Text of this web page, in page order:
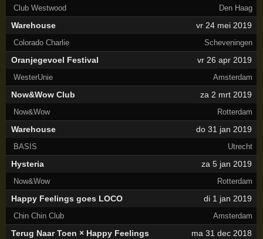
Club Westwood Den Haag
Warehouse vr 24 mei 2019
Colorado Charlie Scheveningen
Oranjegevoel Festival vr 26 apr 2019
WesterUnie Amsterdam
Now&Wow Club za 2 mrt 2019
Now&Wow Rotterdam
Warehouse do 31 jan 2019
BASIS Utrecht
Hysteria za 5 jan 2019
Now&Wow Rotterdam
Happy Feelings goes LOCO di 1 jan 2019
Chin Chin Club Amsterdam
Terug Naar Toen × Happy Feelings ma 31 dec 2018